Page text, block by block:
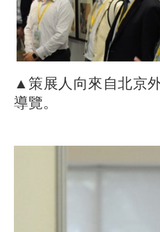
▲策展人向來自北京
導覽。